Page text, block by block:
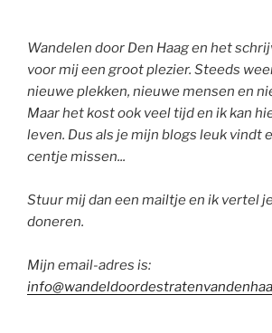
Wandelen door Den Haag en het
voor mij een groot plezier. Steeds
nieuwe plekken, nieuwe mensen en
Maar het kost ook veel tijd en ik kan
leven. Dus als je mijn blogs leuk vindt
centje missen...
Stuur mij dan een mailtje en ik vertel
doneren.
Mijn email-adres is: